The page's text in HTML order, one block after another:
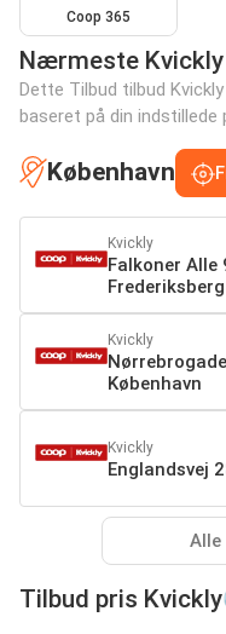
Coop 365
Nærmeste
Dette Tilbud tilbud
baseret på din indstillede
København
Kvickly
Falkoner Alle
Frederiksberg
Kvickly
København
Kvickly
Englandsvej
Alle
Tilbud pris